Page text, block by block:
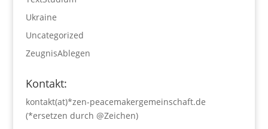
Ukraine
Uncategorized
ZeugnisAblegen
Kontakt:
kontakt(at)*zen-peacemakergemeinschaft.de
(*ersetzen durch @Zeichen)